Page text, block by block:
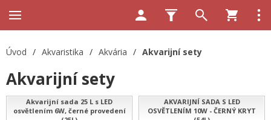
Úvod / Akvaristika / Akvária / Akvarijní sety
Akvarijní sety
Akvarijní sada 25 L s LED
osvětlením 6W, černé provedení
AKVARIJNÍ SADA S LED
OSVĚTLENÍM 10W - ČERNÝ KRYT